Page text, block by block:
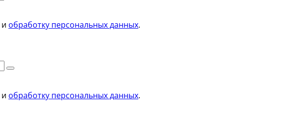
и обработку персональных данных.
и обработку персональных данных.